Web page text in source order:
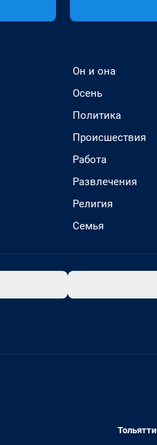
Он и она
Осень
Политика
Происшествия
Работа
Развлечения
Религия
Семья
Тольятти